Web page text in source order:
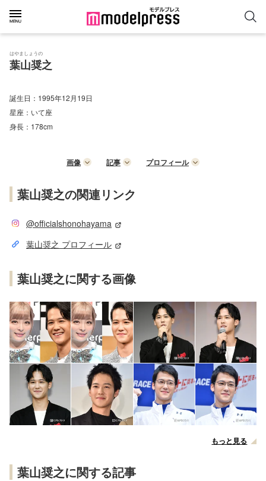
はやましょうの
葉山奨之
誕生日： 1995年12月19日
星座： いて座
身長： 178cm
画像 記事 プロフィール
葉山奨之の関連リンク
@officialshonohayama
葉山奨之 プロフィール
葉山奨之に関する画像
もっと見る
葉山奨之に関する記事